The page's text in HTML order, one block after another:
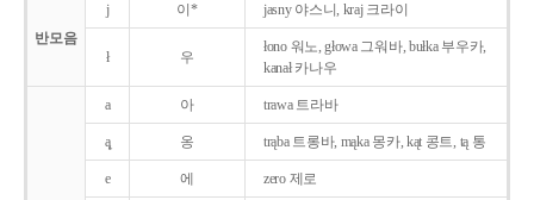
반모음
j 이* jasny 야스니, kraj 크라이
ł 우
łono 워노, głowa 그워바, bułka 부우카,
kanał 카나우
a 아 trawa 트라바
ą̨ 옹 trąba 트롱바, mąka 몽카, kąt 콩트, tą 통
e 에 zero 제로